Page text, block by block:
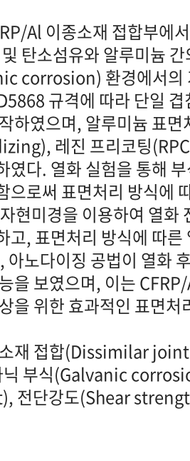
Al 이종소재 접합부에
탄소섬유와 알루미늄
corrosion) 환경에서의
규격에 따라 단일
하였으며, 알루미늄 표
레진 프리코팅
였다. 열화 실험을 통해
으로써 표면처리 방식에
현미경을 이용하여 열화
고, 표면처리 방식에 따
아노다이징 공법이 열화
을 보였으며, 이는
을 위한 효과적인 표면
재 접합(Dissimilar
부식(Galvanic
전단강도(Shear